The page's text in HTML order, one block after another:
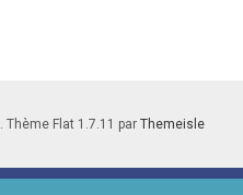
. Thème Flat 1.7.11 par Themeisle